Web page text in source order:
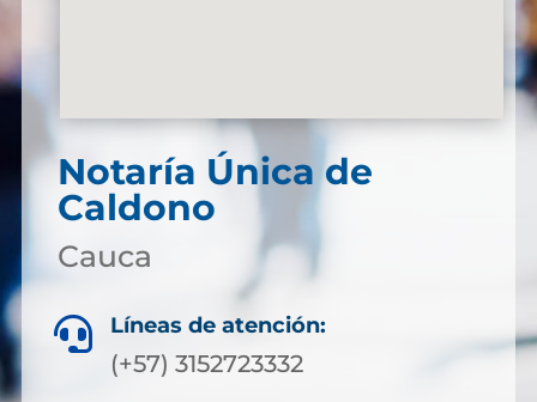
Notaría Única de
Caldono
Cauca
 Líneas de atención:
(+57) 3152723332